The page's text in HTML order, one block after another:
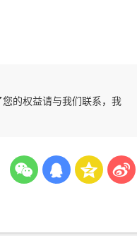
的权益请与我们联系，我